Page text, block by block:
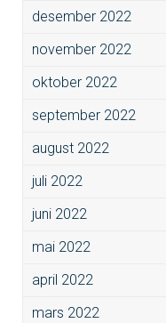
desember 2022
november 2022
oktober 2022
september 2022
august 2022
juli 2022
juni 2022
mai 2022
april 2022
mars 2022